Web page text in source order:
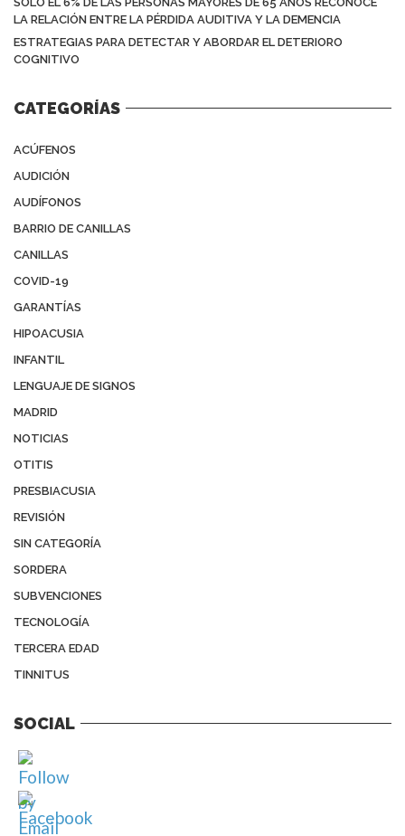
LA RELACIÓN ENTRE LA PÉRDIDA AUDITIVA Y LA DEMENCIA
ESTRATEGIAS PARA DETECTAR Y ABORDAR EL DETERIORO
COGNITIVO
CATEGORÍAS
ACÚFENOS
AUDICIÓN
AUDÍFONOS
BARRIO DE CANILLAS
CANILLAS
COVID-19
GARANTÍAS
HIPOACUSIA
INFANTIL
LENGUAJE DE SIGNOS
MADRID
NOTICIAS
OTITIS
PRESBIACUSIA
REVISIÓN
SIN CATEGORÍA
SORDERA
SUBVENCIONES
TECNOLOGÍA
TERCERA EDAD
TINNITUS
SOCIAL